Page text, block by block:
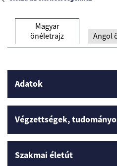
Magyar
önéletrajz
Angol
Adatok
Végzettségek,
Szakmai életút